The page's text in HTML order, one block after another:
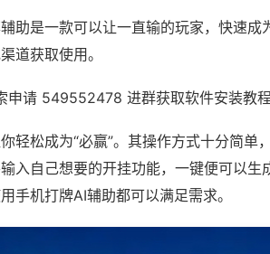
助是一款可以让一直输的玩家，快速成
道获取使用。
申请 549552478 进群获取软件安装教程
轻松成为“必赢”。其操作方式十分简单
入自己想要的开挂功能，一键便可以
手机打牌AI辅助都可以满足需求。